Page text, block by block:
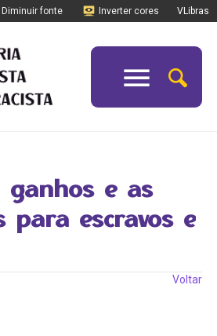
Diminuir fonte Inverter cores VLibras
ganhos e as
para escravos e
Voltar